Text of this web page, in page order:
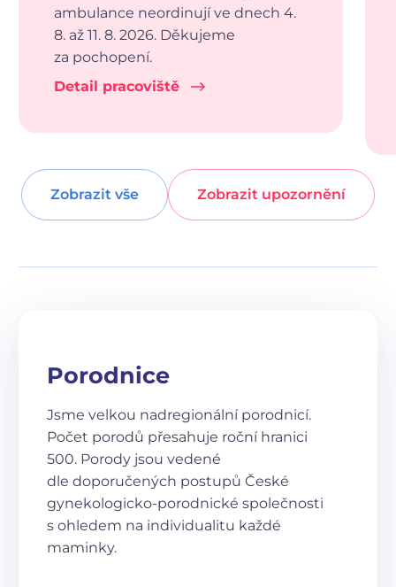
ambulance neordinují ve dnech 4.
8. až 11. 8. 2026. Děkujeme
za pochopení.
Detail pracoviště
Zobrazit vše Zobrazit upozornění
Porodnice
Jsme velkou nadregionální porodnicí.
Počet porodů přesahuje roční hranici
500. Porody jsou vedené
dle doporučených postupů České
gynekologicko-porodnické společnosti
s ohledem na individualitu každé
maminky.